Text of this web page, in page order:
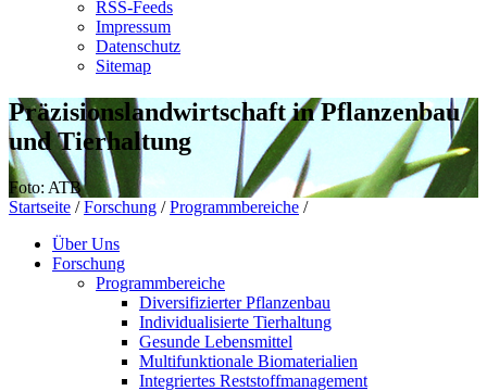
RSS-Feeds
Impressum
Datenschutz
Sitemap
Präzisionslandwirtschaft in Pflanzenbau
und Tierhaltung
Foto: ATB
Startseite / Forschung / Programmbereiche /
Über Uns
Forschung
Programmbereiche
Diversifizierter Pflanzenbau
Individualisierte Tierhaltung
Gesunde Lebensmittel
Multifunktionale Biomaterialien
Integriertes Reststoffmanagement